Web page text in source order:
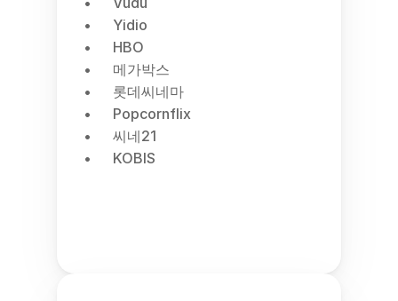
Yidio
HBO
메가박스
롯데씨네마
Popcornflix
씨네21
KOBIS